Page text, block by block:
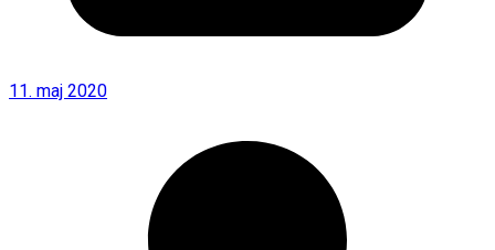
11. maj 2020